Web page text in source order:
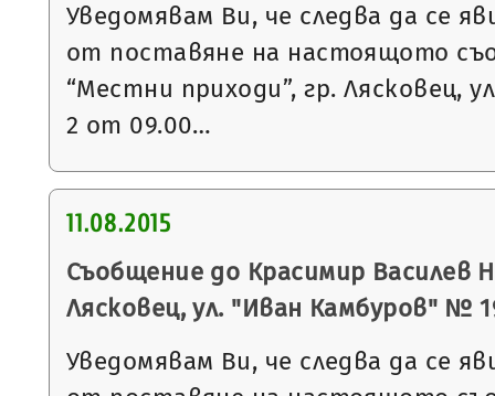
Уведомявам Ви, че следва да се
от поставяне на настоящото
“Местни приходи”, гр. Лясковец,
2 от 09.00…
11.08.2015
Съобщение до Красимир Василев
Лясковец, ул. "Иван Камбуров" №
Уведомявам Ви, че следва да се